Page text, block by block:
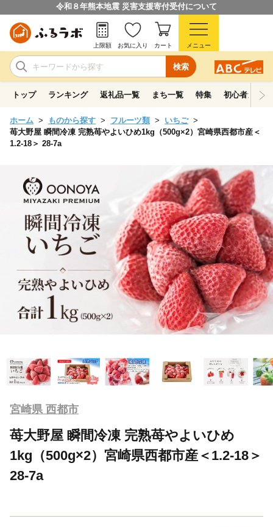
令和８年熊本地震 災害支援寄付受付について
検索
上限額 お気に入り カート メニュー
トップ ランキング 返礼品一覧 まち一覧 特集 初心者ガイド
ホーム ものから探す フルーツ類
いちご
苺大野屋 瞬間冷凍 完熟苺やよいひめ1kg（500g×2）宮崎県西都市産＜
1.2-18＞ 28-7a
宮崎県 西都市
苺大野屋 瞬間冷凍 完熟苺やよいひめ
1kg（500g×2）宮崎県西都市産＜1.2-18＞
28-7a